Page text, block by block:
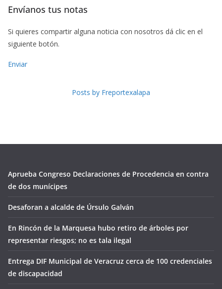
Envíanos tus notas
Si quieres compartir alguna noticia con nosotros dá clic en el
siguiente botón.
Enviar
Posts by Freportexalapa
Aprueba Congreso Declaraciones de Procedencia en contra
de dos munícipes
Desaforan a alcalde de Úrsulo Galván
En Rincón de la Marquesa hubo retiro de árboles por
representar riesgos; no es tala ilegal
Entrega DIF Municipal de Veracruz cerca de 100 credenciales
de discapacidad